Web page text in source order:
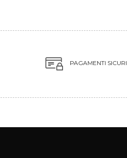
PAGAMENTI SICURI